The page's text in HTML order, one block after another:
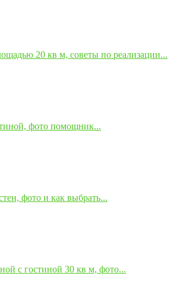
20 кв м, советы по реализации...
фото помощник...
фото и как выбрать...
с гостиной 30 кв м, фото...